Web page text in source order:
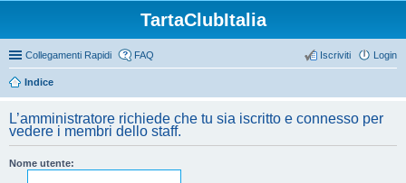
TartaClubItalia
Collegamenti Rapidi FAQ Login
Iscriviti
Indice
L’amministratore richiede che tu sia iscritto e connesso per
vedere i membri dello staff.
Nome utente: